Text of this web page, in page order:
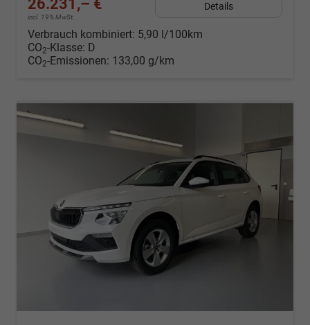
26.231,– €
incl. 19% MwSt.
Details
Verbrauch kombiniert: 5,90 l/100km
CO2-Klasse: D
CO2-Emissionen: 133,00 g/km